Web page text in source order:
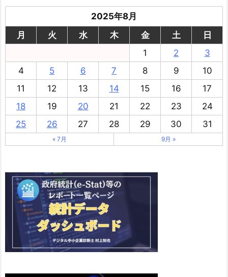
2025年8月
月
火 水 木 金 土
日
1
2
3
4
5 6 7 8 9
10
11
12 13 14 15 16
17
18
19 20 21 22 23
24
25
26 27 28 29 30 31
« 7月 9月 »